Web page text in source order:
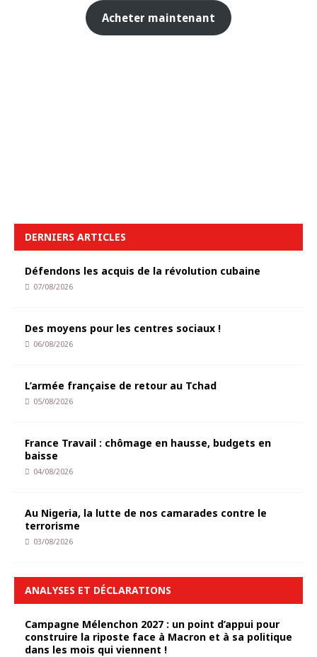
Acheter maintenant
DERNIERS ARTICLES
Défendons les acquis de la révolution cubaine
07/08/2026
Des moyens pour les centres sociaux !
06/08/2026
L’armée française de retour au Tchad
05/08/2026
France Travail : chômage en hausse, budgets en
baisse
04/08/2026
Au Nigeria, la lutte de nos camarades contre le
terrorisme
03/08/2026
ANALYSES ET DÉCLARATIONS
Campagne Mélenchon 2027 : un point d’appui pour
construire la riposte face à Macron et à sa politique
dans les mois qui viennent !